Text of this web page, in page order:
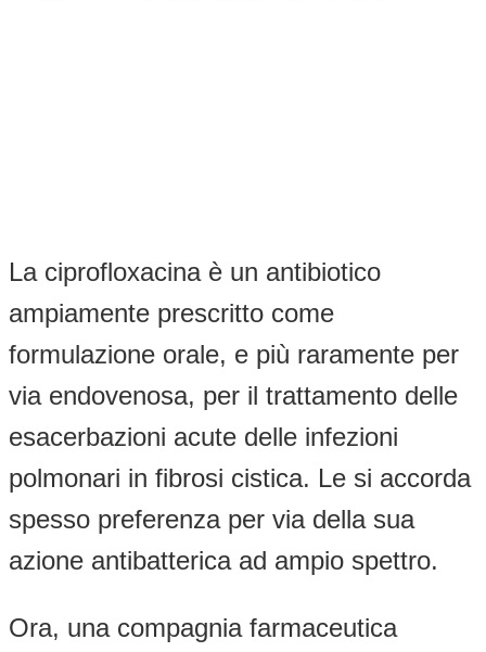
La ciprofloxacina è un antibiotico
ampiamente prescritto come
formulazione orale, e più raramente per
via endovenosa, per il trattamento delle
esacerbazioni acute delle infezioni
polmonari in fibrosi cistica. Le si accorda
spesso preferenza per via della sua
azione antibatterica ad ampio spettro.
Ora, una compagnia farmaceutica